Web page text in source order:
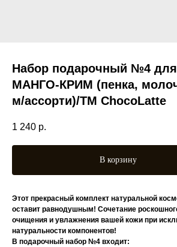
Набор подарочный №4
МАНГО-КРИМ (пенка,
м/ассорти)/TM ChocoLatte
1 240 р.
В корзину
Этот прекрасный комплект натуральной
оставит равнодушным! Сочетание
очищения и увлажнения вашей кожи при
натуральности компонентов!
В подарочный набор №4 входит: